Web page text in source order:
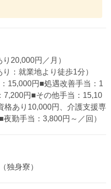
20,000円／月）
：就業地より徒歩1分）
15,000円■処遇改善手当：1
7,200円■その他手当：15,10
格あり10,000円、介護支援専
勤手当：3,800円～／回）
独身寮）